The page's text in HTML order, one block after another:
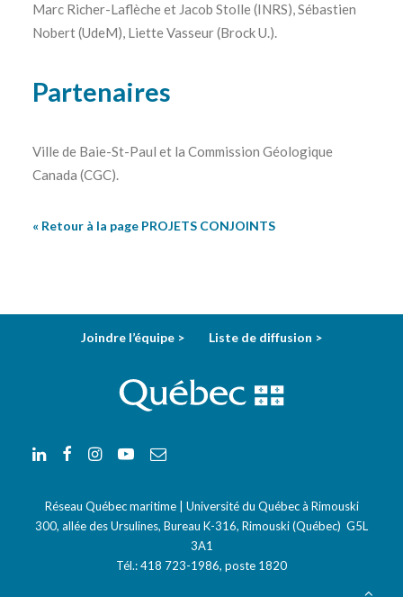
Marc Richer-Laflèche et Jacob Stolle (INRS), Sébastien
Nobert (UdeM), Liette Vasseur (Brock U.).
Partenaires
Ville de Baie-St-Paul et la Commission Géologique
Canada (CGC).
« Retour à la page PROJETS CONJOINTS
Joindre l’équipe > Liste de diffusion >
Réseau Québec maritime | Université du Québec à Rimouski
300, allée des Ursulines, Bureau K-316, Rimouski (Québec) G5L
3A1
Tél.:418 723-1986, poste 1820